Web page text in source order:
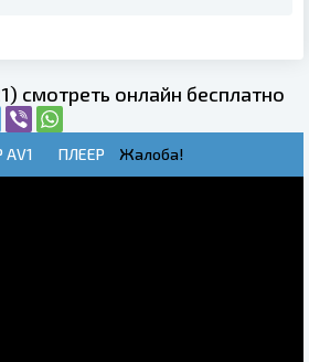
смотреть онлайн бесплатно
ПЛЕЕР Жалоба!